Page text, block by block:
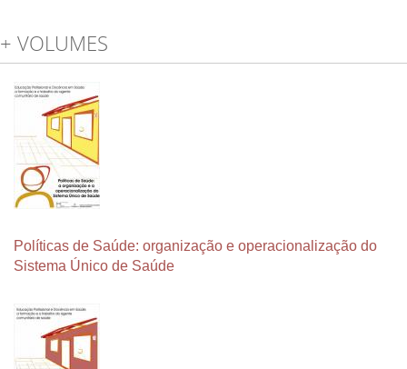
+ VOLUMES
Políticas de Saúde: organização e operacionalização do
Sistema Único de Saúde